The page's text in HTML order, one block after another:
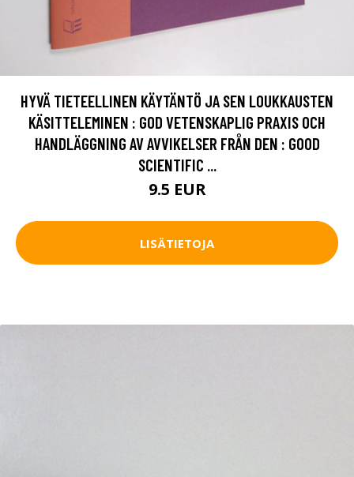
HYVÄ TIETEELLINEN KÄYTÄNTÖ JA SEN LOUKKAUSTEN
KÄSITTELEMINEN : GOD VETENSKAPLIG PRAXIS OCH
HANDLÄGGNING AV AVVIKELSER FRÅN DEN : GOOD
SCIENTIFIC ...
9.5 EUR
LISÄTIETOJA